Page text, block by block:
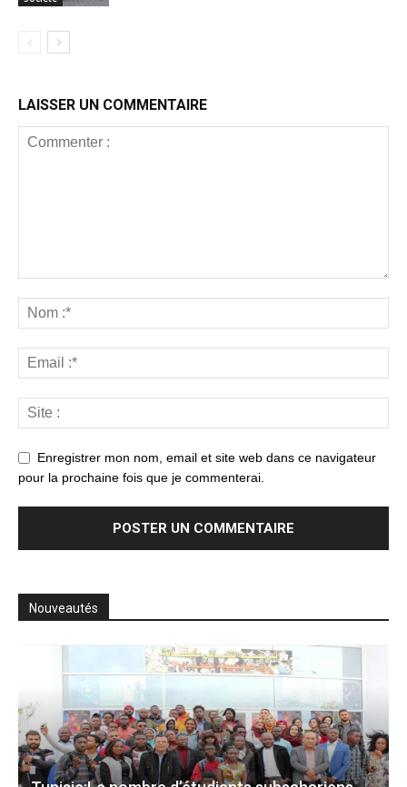
LAISSER UN COMMENTAIRE
Enregistrer mon nom, email et site web dans ce navigateur
pour la prochaine fois que je commenterai.
Nouveautés